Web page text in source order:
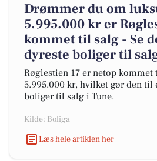
Drømmer du om
5.995.000 kr er
kommet til salg - Se
dyreste boliger til
Røglestien 17 er netop
5.995.000 kr, hvilket gør den til
boliger til salg i Tune.
Kilde: Boliga
Læs hele artiklen her